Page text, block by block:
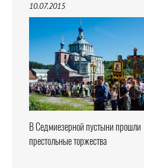
10.07.2015
В Седмиезерной пустыни прошли
престольные торжества